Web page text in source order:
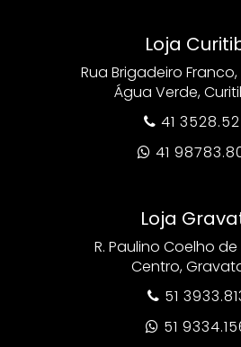
Loja
Rua Brigadeiro Franco,
Água Verde,
 41
 41
Loja
R. Paulino Coelho de
Centro,
 51
 51